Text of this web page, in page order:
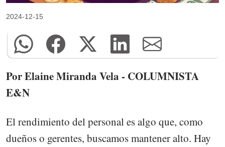
2024-12-15
Por Elaine Miranda Vela - COLUMNISTA
E&N
El rendimiento del personal es algo que, como
dueños o gerentes, buscamos mantener alto. Hay